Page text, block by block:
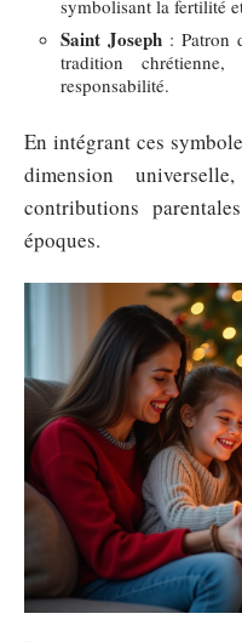
symbolisant la fertilité
Saint Joseph : Patron
tradition
responsabilité.
En intégrant ces
dimension
contributions
époques.